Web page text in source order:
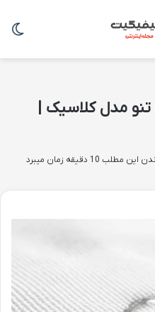
مدل کلاسیک |
مطلب 10 دقیقه زمان میبرد